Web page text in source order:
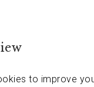
to improve